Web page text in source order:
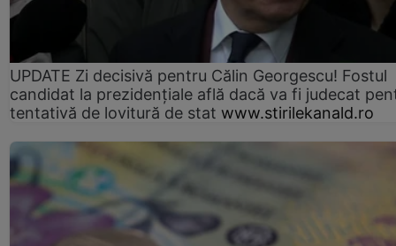
UPDATE Zi decisivă pentru Călin Georgescu! Fostul
candidat la prezidențiale află dacă va fi judecat
tentativă de lovitură de stat www.stirilekanald.ro